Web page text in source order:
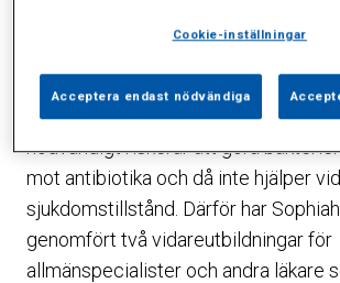
fortsätter använda antibiotika när
nödvändigt riskerar att göra
mot antibiotika och då inte hjälper
sjukdomstillstånd. Därför har
genomfört två vidareutbildningar för
allmänspecialister och andra läkare
Cookie-inställningar
Acceptera endast nödvändiga